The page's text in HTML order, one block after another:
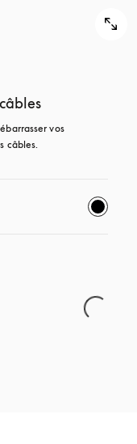
vos
câbles.
un nouvel onglet